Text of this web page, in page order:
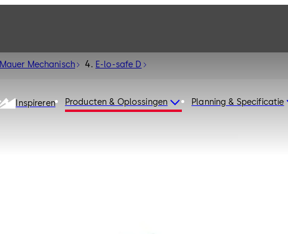
Inspireren Producten & Oplossingen Planning & Specificatie
Mauer Mechanisch E-lo-safe D